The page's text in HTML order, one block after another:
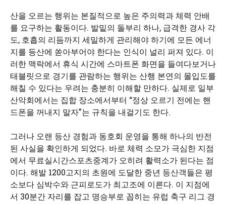
산을 오르는 행위는 본질적으로 높은 주의력과 체력 안배
를 요구하는 활동이다. 발밑의 돌부리 하나, 급격한 경사 각
도, 호흡의 리듬까지 세밀하게 관리해야 하기에 모든 에너
지를 등산에 쏟아부어야 한다는 인식이 널리 퍼져 있다. 이
러한 맥락에서 휴식 시간에 스마트폰 화면을 들여다보거나
태블릿으로 경기를 관람하는 행위는 산행 본연의 몰입도를
해칠 수 있다는 우려는 충분히 이해할 만하다. 실제로 일부
산악회에서는 집합 장소에서부터 “정상 오르기 전에는 핸
드폰을 꺼내지 말자”는 규칙을 내걸기도 한다.
그러나 오랜 등산 경험과 동호회 운영을 통해 하나의 반전
된 사실을 확인하게 되었다. 바로 체력 소모가 극심한 지점
에서 무료실시간스포츠중계가 오히려 활력소가 된다는 점
이다. 해발 1200고지의 초원에 도달한 중년 등산객들은 평
소보다 심박수와 근피로도가 최고조에 이른다. 이 지점에
서 30분간 자리를 잡고 명승부로 꼽히는 유럽 축구 리그 경